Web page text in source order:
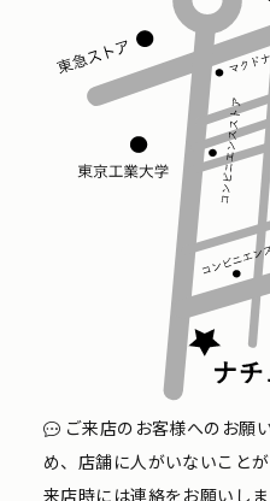
ご来店のお客様へのお願
め、店舗に人がいないこと
来店時には連絡をお願いしま